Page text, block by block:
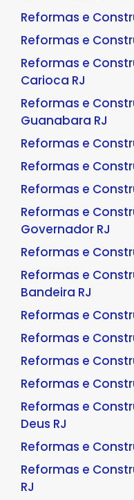
Reformas e
Reformas e
Reformas e
Carioca RJ
Reformas e
Guanabara RJ
Reformas e
Reformas e
Reformas e
Reformas e
Governador RJ
Reformas e
Reformas e
Bandeira RJ
Reformas e
Reformas e
Reformas e
Reformas e
Reformas e
Deus RJ
Reformas e
Reformas e
RJ